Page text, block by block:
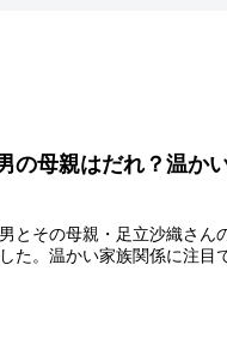
の母親はだれ？温か
とその母親・足立沙織さん
た。温かい家族関係に注目